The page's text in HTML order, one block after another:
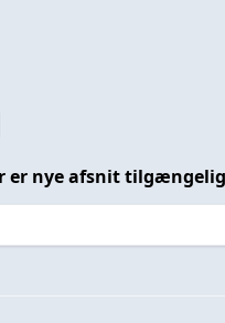
er nye afsnit